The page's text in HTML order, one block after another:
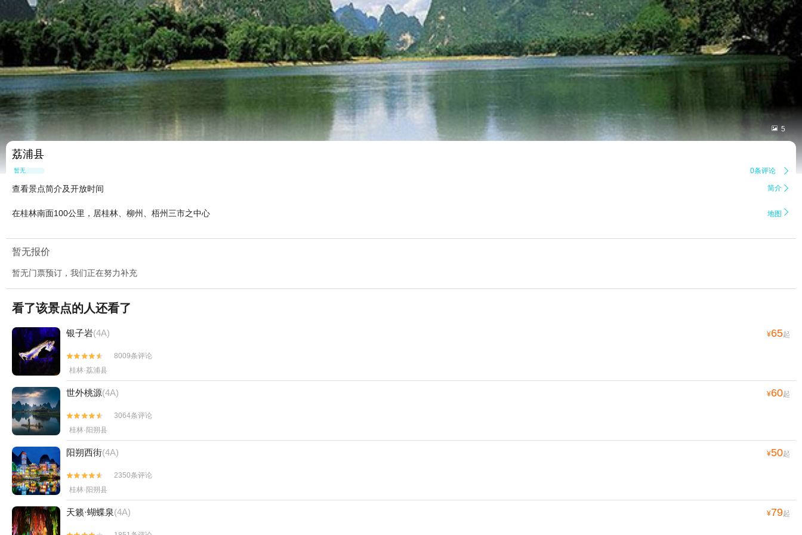
 5
荔浦县
暂无点评 0条评论 
查看景点简介及开放时间 简介 
在桂林南面100公里，居桂林、柳州、梧州三市之中心 地图 
暂无报价
暂无门票预订，我们正在努力补充
看了该景点的人还看了
银子岩(4A) ¥65起


8009条评论
桂林·荔浦县
世外桃源(4A) ¥60起


3064条评论
桂林·阳朔县
阳朔西街(4A) ¥50起


2350条评论
桂林·阳朔县
天籁·蝴蝶泉(4A) ¥79起